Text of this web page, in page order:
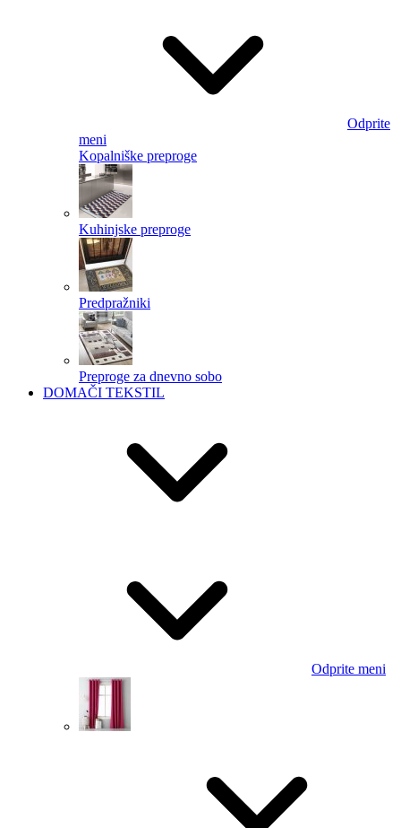
Odprite
meni
Kopalniške preproge
Kuhinjske preproge
Predpražniki
Preproge za dnevno sobo
DOMAČI TEKSTIL
Odprite meni